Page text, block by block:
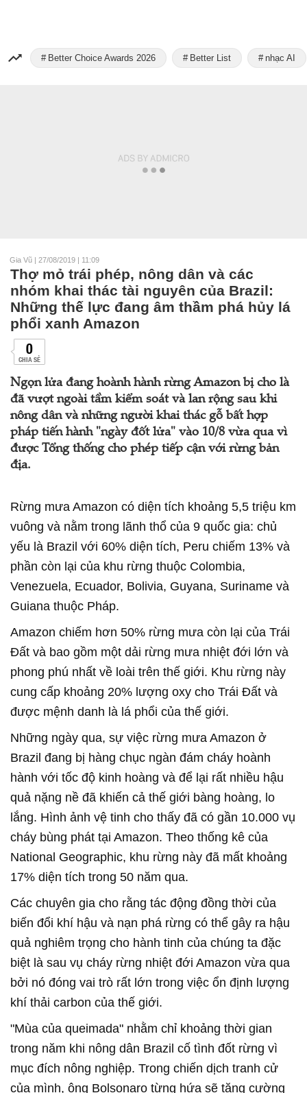
Better Choice Awards 2026 Better List nhạc AI
Gia Vũ | 27/08/2019 | 11:09
Thợ mỏ trái phép, nông dân và các
nhóm khai thác tài nguyên của Brazil:
Những thế lực đang âm thầm phá hủy lá
phổi xanh Amazon
0
CHIA SẺ
Ngọn lửa đang hoành hành rừng Amazon bị cho là
đã vượt ngoài tầm kiểm soát và lan rộng sau khi
nông dân và những người khai thác gỗ bất hợp
pháp tiến hành "ngày đốt lửa" vào 10/8 vừa qua vì
được Tổng thống cho phép tiếp cận với rừng bản
địa.
Rừng mưa Amazon có diện tích khoảng 5,5 triệu km
vuông và nằm trong lãnh thổ của 9 quốc gia: chủ
yếu là Brazil với 60% diện tích, Peru chiếm 13% và
phần còn lại của khu rừng thuộc Colombia,
Venezuela, Ecuador, Bolivia, Guyana, Suriname và
Guiana thuộc Pháp.
Amazon chiếm hơn 50% rừng mưa còn lại của Trái
Đất và bao gồm một dải rừng mưa nhiệt đới lớn và
phong phú nhất về loài trên thế giới. Khu rừng này
cung cấp khoảng 20% lượng oxy cho Trái Đất và
được mệnh danh là lá phổi của thế giới.
Những ngày qua, sự việc rừng mưa Amazon ở
Brazil đang bị hàng chục ngàn đám cháy hoành
hành với tốc độ kinh hoàng và để lại rất nhiều hậu
quả nặng nề đã khiến cả thế giới bàng hoàng, lo
lắng. Hình ảnh vệ tinh cho thấy đã có gần 10.000 vụ
cháy bùng phát tại Amazon. Theo thống kê của
National Geographic, khu rừng này đã mất khoảng
17% diện tích trong 50 năm qua.
Các chuyên gia cho rằng tác động đồng thời của
biến đổi khí hậu và nạn phá rừng có thể gây ra hậu
quả nghiêm trọng cho hành tinh của chúng ta đặc
biệt là sau vụ cháy rừng nhiệt đới Amazon vừa qua
bởi nó đóng vai trò rất lớn trong việc ổn định lượng
khí thải carbon của thế giới.
"Mùa của queimada" nhằm chỉ khoảng thời gian
trong năm khi nông dân Brazil cố tình đốt rừng vì
mục đích nông nghiệp. Trong chiến dịch tranh cử
của mình, ông Bolsonaro từng hứa sẽ tăng cường